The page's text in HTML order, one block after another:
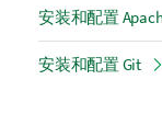
安装和配置
安装和配置 Git